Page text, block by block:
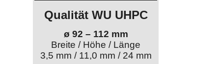
Qualität WU UHPC
ø 92 – 112 mm
Breite / Höhe / Länge
3,5 mm / 11,0 mm / 24 mm